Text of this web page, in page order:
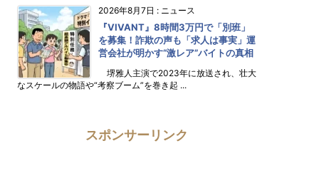
2026年8月7日 : ニュース
『VIVANT』8時間3万円で「別班」
を募集！詐欺の声も「求人は事実」運
営会社が明かす“激レア”バイトの真相
堺雅人主演で2023年に放送され、壮大
なスケールの物語や“考察ブーム”を巻き起 ...
スポンサーリンク